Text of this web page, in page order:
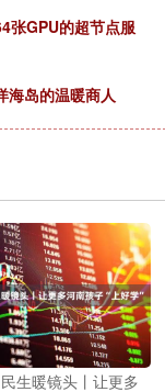
张GPU的超节点服
海岛的温暖商人
生暖镜头丨让更多